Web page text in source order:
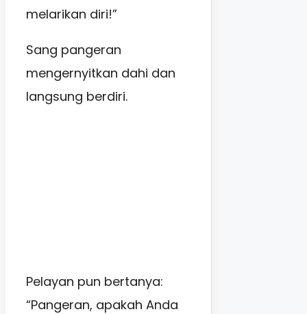
melarikan diri!”
Sang pangeran
mengernyitkan dahi dan
langsung berdiri.
Pelayan pun bertanya:
“Pangeran, apakah Anda